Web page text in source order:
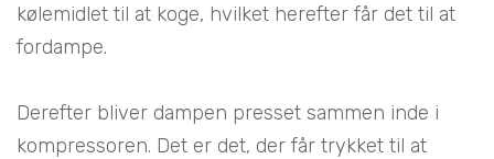
kølemidlet til at koge, hvilket herefter får det til at
fordampe.
Derefter bliver dampen presset sammen inde i
kompressoren. Det er det, der får trykket til at